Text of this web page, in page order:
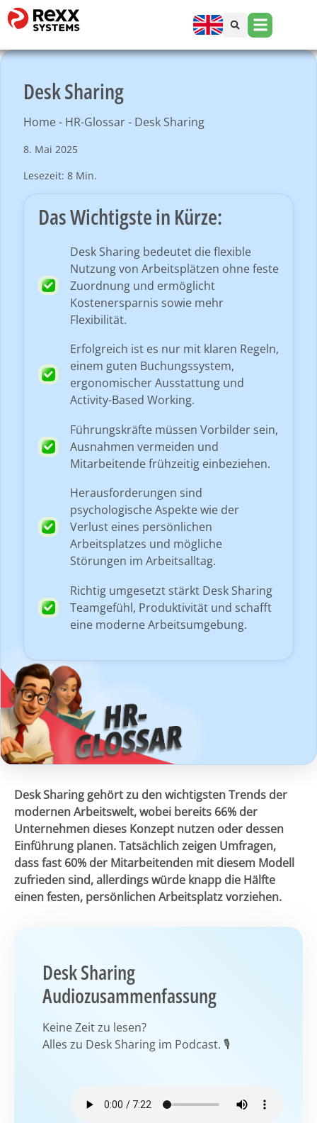
Desk Sharing
Home- HR-Glossar- Desk Sharing
8. Mai 2025
Lesezeit: 8 Min.
Das Wichtigste in Kürze:
Desk Sharing bedeutet die flexible
Nutzung von Arbeitsplätzen ohne feste
Zuordnung und ermöglicht
Kostenersparnis sowie mehr
Flexibilität.
Erfolgreich ist es nur mit klaren Regeln,
einem guten Buchungssystem,
ergonomischer Ausstattung und
Activity-Based Working.
Führungskräfte müssen Vorbilder sein,
Ausnahmen vermeiden und
Mitarbeitende frühzeitig einbeziehen.
Herausforderungen sind
psychologische Aspekte wie der
Verlust eines persönlichen
Arbeitsplatzes und mögliche
Störungen im Arbeitsalltag.
Richtig umgesetzt stärkt Desk Sharing
Teamgefühl, Produktivität und schafft
eine moderne Arbeitsumgebung.
Desk Sharing gehört zu den wichtigsten Trends der
modernen Arbeitswelt, wobei bereits 66% der
Unternehmen dieses Konzept nutzen oder dessen
Einführung planen. Tatsächlich zeigen Umfragen,
dass fast 60% der Mitarbeitenden mit diesem Modell
zufrieden sind, allerdings würde knapp die Hälfte
einen festen, persönlichen Arbeitsplatz vorziehen.
Desk Sharing
Audiozusammenfassung
Keine Zeit zu lesen?
Alles zu Desk Sharing im Podcast. 🎙️